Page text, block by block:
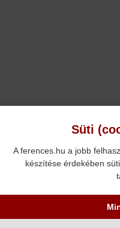
Süti
A ferences.hu a jobb
készítése érdekében